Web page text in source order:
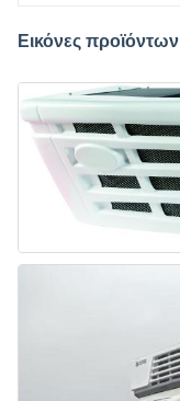
Εικόνες προϊόντων